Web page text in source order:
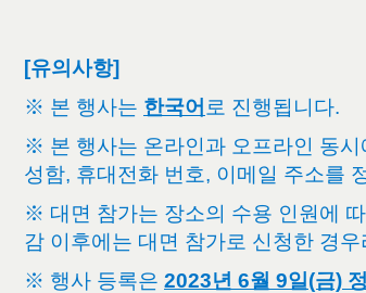
[유의사항]
※ 본 행사는 한국어 로 진행됩니다.
※ 본 행사는 온라인과 오프라인 동시
성함, 휴대전화 번호, 이메일 주소를
※ 대면 참가는 장소의 수용 인원에
감 이후에는 대면 참가로 신청한 경
※ 행사 등록은 2023년 6월 9일(금)